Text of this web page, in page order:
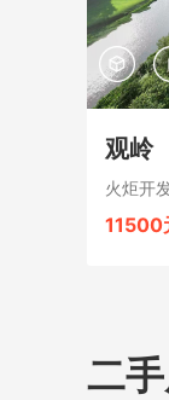
观岭
火炬开
11500
二